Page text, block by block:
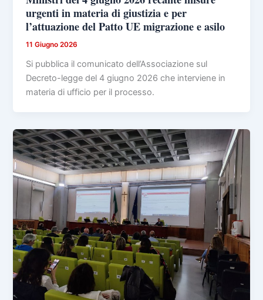
urgenti in materia di giustizia e per
l’attuazione del Patto UE migrazione e asilo
11 Giugno 2026
Si pubblica il comunicato dell’Associazione sul
Decreto-legge del 4 giugno 2026 che interviene in
materia di ufficio per il processo.